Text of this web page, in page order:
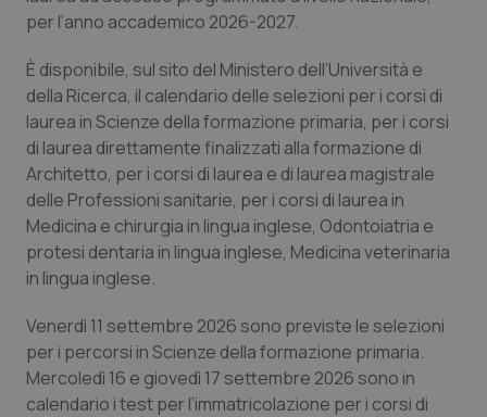
Basilicata
Calabria
Campania
Emilia-Romagna
Friuli Venezia Giulia
Lazio
Artrite & artrosi
Asma & BPCO
Car-T
Colesterolo & coronaropatie
Dermatite Atopica
Diabete & glucometri
QS Club Newsletter
per l’anno accademico 2026-2027.
È disponibile, sul sito del Ministero dell’Università e
della Ricerca, il calendario delle selezioni per i corsi di
laurea in Scienze della formazione primaria, per i corsi
di laurea direttamente finalizzati alla formazione di
Architetto, per i corsi di laurea e di laurea magistrale
delle Professioni sanitarie, per i corsi di laurea in
Medicina e chirurgia in lingua inglese, Odontoiatria e
protesi dentaria in lingua inglese, Medicina veterinaria
in lingua inglese.
Venerdì 11 settembre 2026 sono previste le selezioni
per i percorsi in Scienze della formazione primaria.
Mercoledì 16 e giovedì 17 settembre 2026 sono in
calendario i test per l’immatricolazione per i corsi di